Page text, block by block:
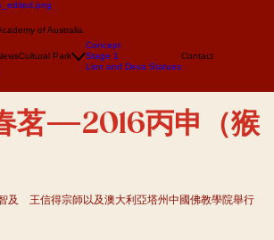
of Australia
Cultural Park
Concept
Stage 1
Lion and Deva Statues
Contact
茗—2016丙申（猴
及　王信得宗師以及澳大利亞塔州中國佛教學院舉行